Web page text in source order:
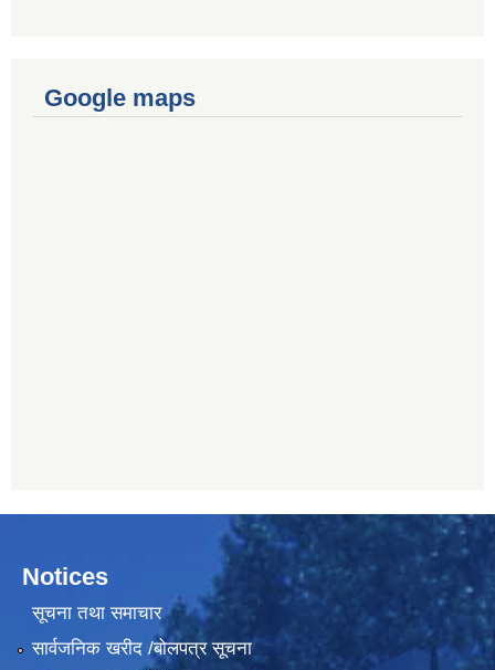
Google maps
Notices
सूचना तथा समाचार
सार्वजनिक खरीद /बोलपत्र सूचना